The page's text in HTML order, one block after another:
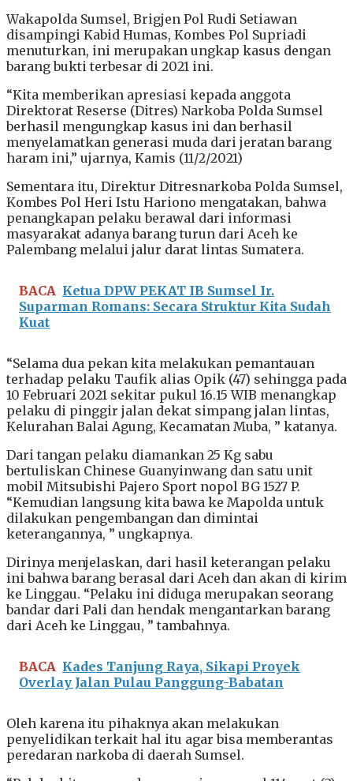
Wakapolda Sumsel, Brigjen Pol Rudi Setiawan
disampingi Kabid Humas, Kombes Pol Supriadi
menuturkan, ini merupakan ungkap kasus dengan
barang bukti terbesar di 2021 ini.
“Kita memberikan apresiasi kepada anggota
Direktorat Reserse (Ditres) Narkoba Polda Sumsel
berhasil mengungkap kasus ini dan berhasil
menyelamatkan generasi muda dari jeratan barang
haram ini,” ujarnya, Kamis (11/2/2021)
Sementara itu, Direktur Ditresnarkoba Polda Sumsel,
Kombes Pol Heri Istu Hariono mengatakan, bahwa
penangkapan pelaku berawal dari informasi
masyarakat adanya barang turun dari Aceh ke
Palembang melalui jalur darat lintas Sumatera.
BACA Ketua DPW PEKAT IB Sumsel Ir.
Suparman Romans: Secara Struktur Kita Sudah
Kuat
“Selama dua pekan kita melakukan pemantauan
terhadap pelaku Taufik alias Opik (47) sehingga pada
10 Februari 2021 sekitar pukul 16.15 WIB menangkap
pelaku di pinggir jalan dekat simpang jalan lintas,
Kelurahan Balai Agung, Kecamatan Muba, ” katanya.
Dari tangan pelaku diamankan 25 Kg sabu
bertuliskan Chinese Guanyinwang dan satu unit
mobil Mitsubishi Pajero Sport nopol BG 1527 P.
“Kemudian langsung kita bawa ke Mapolda untuk
dilakukan pengembangan dan dimintai
keterangannya, ” ungkapnya.
Dirinya menjelaskan, dari hasil keterangan pelaku
ini bahwa barang berasal dari Aceh dan akan di kirim
ke Linggau. “Pelaku ini diduga merupakan seorang
bandar dari Pali dan hendak mengantarkan barang
dari Aceh ke Linggau, ” tambahnya.
BACA Kades Tanjung Raya, Sikapi Proyek
Overlay Jalan Pulau Panggung-Babatan
Oleh karena itu pihaknya akan melakukan
penyelidikan terkait hal itu agar bisa memberantas
peredaran narkoba di daerah Sumsel.